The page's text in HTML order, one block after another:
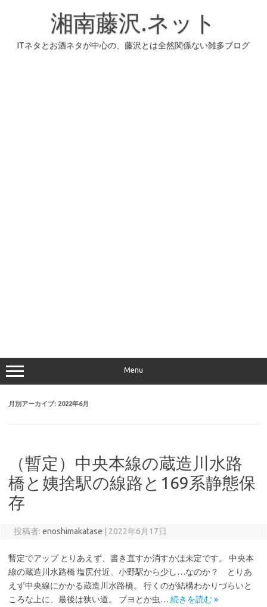
湘南藤沢.ネット
ITネタとお酒ネタが中心の、藤沢とは全然関係ない雑多ブログ
Menu
月別アーカイブ: 2022年6月
（暫定）中央本線の蔵造川水路
橋と姨捨駅の線路と169系静態保
存
投稿者: enoshimakatase 2022年6月17日
暫定でアップ とりあえず、書き直すか消すかは未定です。 中央本
線の蔵造川水路橋 塩尻付近、小野駅から少し…なのか？ とりあ
えず中央線にかかる蔵造川水路橋。 行くのが結構わかりづらいと
ころな上に、最後は狭い道。 ブヨとか虫… 続きを読む »